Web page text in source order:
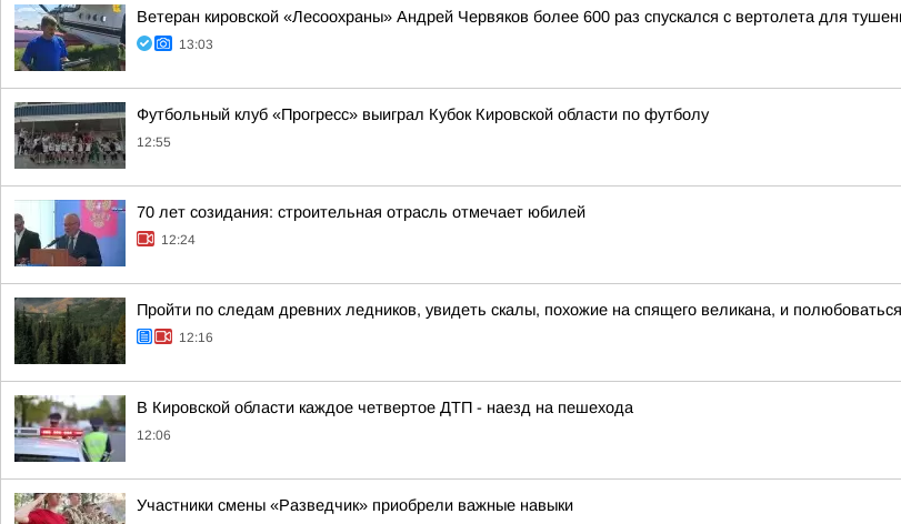
Ветеран кировской «Лесоохраны» Андрей Червяков более 600 раз спускался с вертолета для
13:03
Футбольный клуб «Прогресс» выиграл Кубок Кировской области по футболу
12:55
70 лет созидания: строительная отрасль отмечает юбилей
12:24
Пройти по следам древних ледников, увидеть скалы, похожие на спящего великана, и
12:16
В Кировской области каждое четвертое ДТП - наезд на пешехода
12:06
Участники смены «Разведчик» приобрели важные навыки